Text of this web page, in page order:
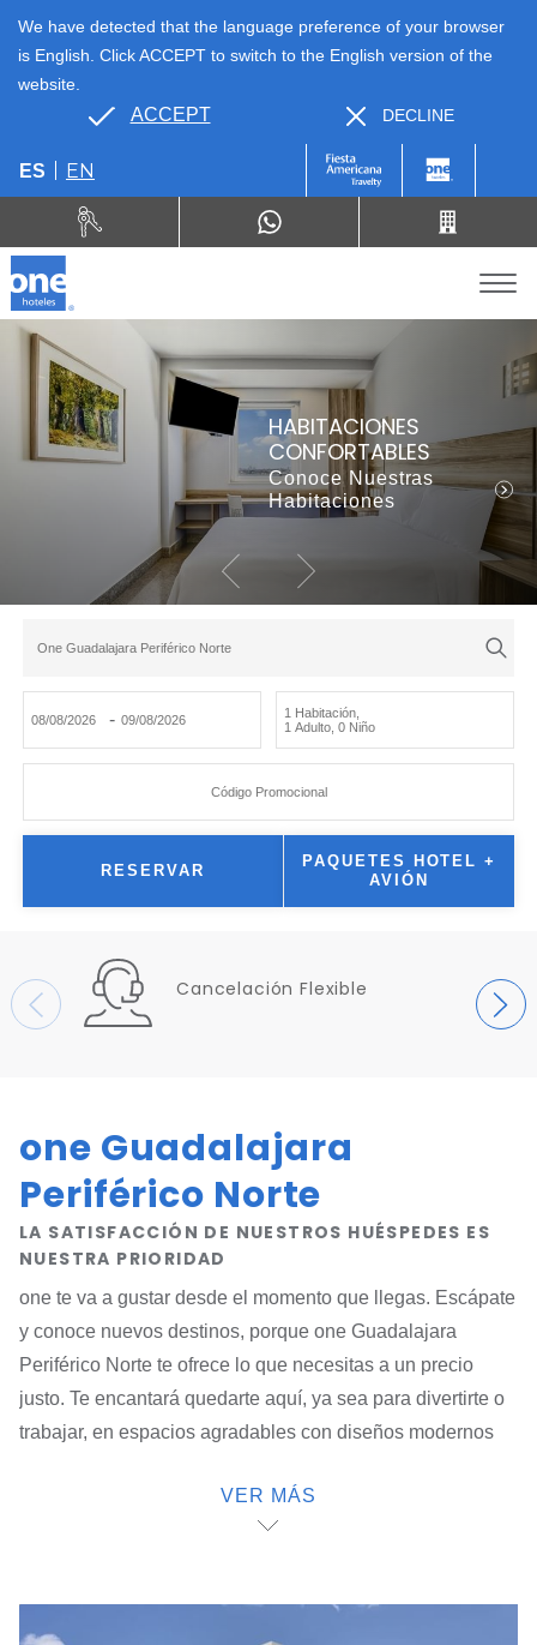
ES EN
We have detected that the language preference of your browser
is English. Click ACCEPT to switch to the English version of the
website.
ACCEPT DECLINE
One Guadalajara Periférico Norte
- 1 Habitación
1 Adulto 0 Niño
Código Promocional
RESERVAR
PAQUETES HOTEL +
AVIÓN
HABITACIONES
CONFORTABLES
Conoce Nuestras
Habitaciones
Cancelación Flexible
one Guadalajara
Periférico Norte
LA SATISFACCIÓN DE NUESTROS HUÉSPEDES ES
NUESTRA PRIORIDAD
one te va a gustar desde el momento que llegas. Escápate
y conoce nuevos destinos, porque one Guadalajara
Periférico Norte te ofrece lo que necesitas a un precio
justo. Te encantará quedarte aquí, ya sea para divertirte o
trabajar, en espacios agradables con diseños modernos
lugares en la ciudad, estamos muy bien ubicados cerca de
la mejor plaza en la zona metropolitana como lo es
Conjunto Santander de Artes, a un costado delCentro
Universitario de UdeG
VER MÁS